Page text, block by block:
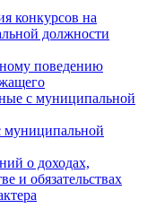
конкурсов на
должности
поведению
с муниципальной
муниципальной
о доходах,
и обязательствах